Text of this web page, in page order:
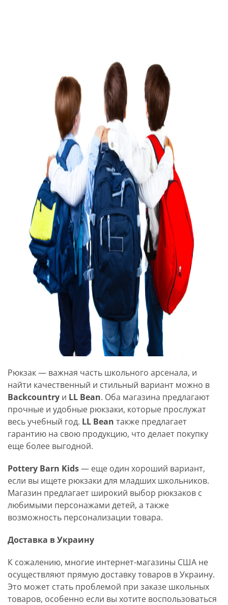
Рюкзак — важная часть школьного арсенала, и
найти качественный и стильный вариант можно в
Backcountry и LL Bean. Оба магазина предлагают
прочные и удобные рюкзаки, которые прослужат
весь учебный год. LL Bean также предлагает
гарантию на свою продукцию, что делает покупку
еще более выгодной.
Pottery Barn Kids— еще один хороший вариант,
если вы ищете рюкзаки для младших школьников.
Магазин предлагает широкий выбор рюкзаков с
любимыми персонажами детей, а также
возможность персонализации товара.
Доставка в Украину
К сожалению, многие интернет-магазины США не
осуществляют прямую доставку товаров в Украину.
Это может стать проблемой при заказе школьных
товаров, особенно если вы хотите воспользоваться